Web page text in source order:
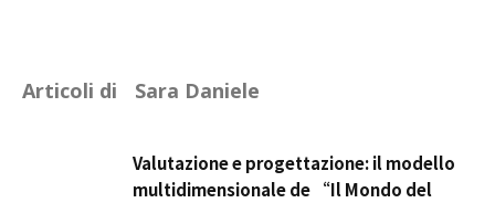
Articoli di Sara Daniele
Valutazione e progettazione: il modello
multidimensionale de “Il Mondo del